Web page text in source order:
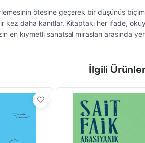
ötesine geçerek bir düşünüş
kez daha kanıtlar. Kitaptaki her ifade,
en kıymetli sanatsal mirasları arasında
İlgili Ürünler